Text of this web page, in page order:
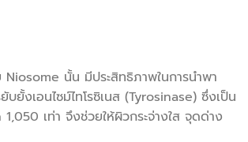
Niosome นั้น มีประสิทธิภาพในการนำพา
งเอนไซม์ไทโรซิเนส (Tyrosinase) ซึ่งเป็น
เท่า จึงช่วยให้ผิวกระจ่างใส จุดด่าง